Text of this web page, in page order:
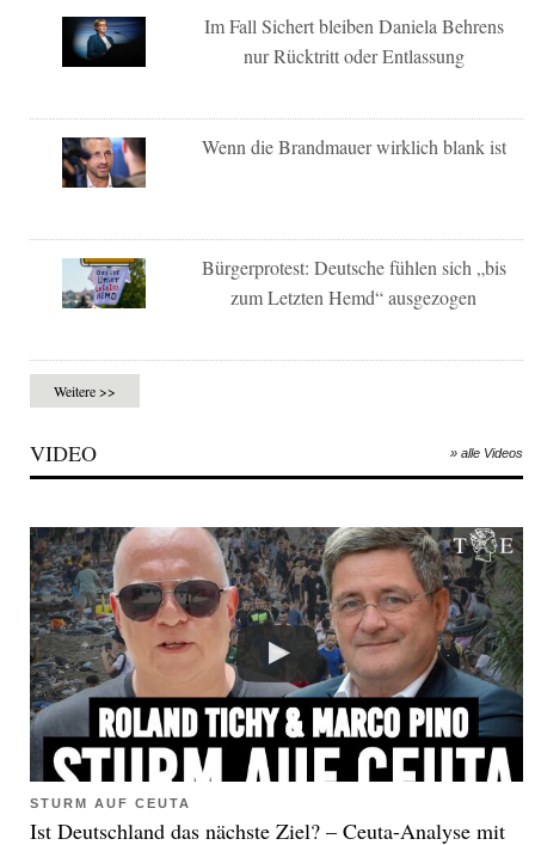
Im Fall Sichert bleiben Daniela Behrens
nur Rücktritt oder Entlassung
Wenn die Brandmauer wirklich blank ist
Bürgerprotest: Deutsche fühlen sich „bis
zum Letzten Hemd“ ausgezogen
Weitere >>
VIDEO » alle Videos
STURM AUF CEUTA
Ist Deutschland das nächste Ziel? – Ceuta-Analyse mit